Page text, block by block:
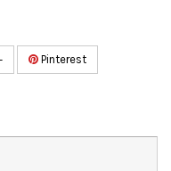
Pinterest